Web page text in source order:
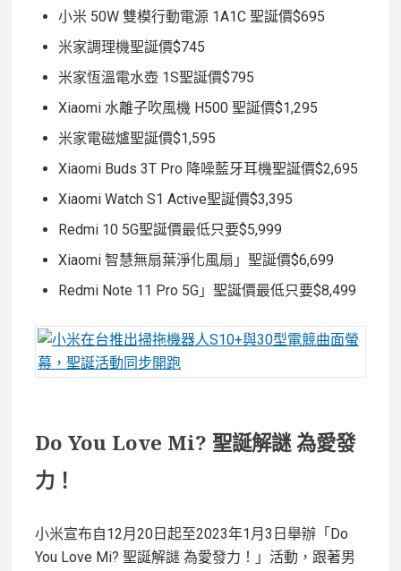
小米 50W 雙模行動電源 1A1C 聖誕價$695
米家調理機聖誕價$745
米家恆溫電水壺 1S聖誕價$795
Xiaomi 水離子吹風機 H500 聖誕價$1,295
米家電磁爐聖誕價$1,595
Xiaomi Buds 3T Pro 降噪藍牙耳機聖誕價$2,695
Xiaomi Watch S1 Active聖誕價$3,395
Redmi 10 5G聖誕價最低只要$5,999
Xiaomi 智慧無扇葉淨化風扇」聖誕價$6,699
Redmi Note 11 Pro 5G」聖誕價最低只要$8,499
Do You Love Mi? 聖誕解謎 為愛發
力！
小米宣布自12月20日起至2023年1月3日舉辦「Do
You Love Mi? 聖誕解謎 為愛發力！」活動，跟著男